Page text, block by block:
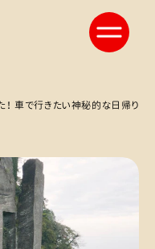
！ 車で行きたい神秘的な日帰り